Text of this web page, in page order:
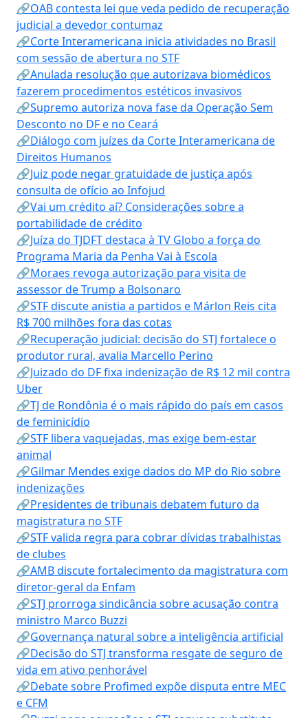
🔗OAB contesta lei que veda pedido de recuperação
judicial a devedor contumaz
🔗Corte Interamericana inicia atividades no Brasil
com sessão de abertura no STF
🔗Anulada resolução que autorizava biomédicos
fazerem procedimentos estéticos invasivos
🔗Supremo autoriza nova fase da Operação Sem
Desconto no DF e no Ceará
🔗Diálogo com juízes da Corte Interamericana de
Direitos Humanos
🔗Juiz pode negar gratuidade de justiça após
consulta de ofício ao Infojud
🔗Vai um crédito aí? Considerações sobre a
portabilidade de crédito
🔗Juíza do TJDFT destaca à TV Globo a força do
Programa Maria da Penha Vai à Escola
🔗Moraes revoga autorização para visita de
assessor de Trump a Bolsonaro
🔗STF discute anistia a partidos e Márlon Reis cita
R$ 700 milhões fora das cotas
🔗Recuperação judicial: decisão do STJ fortalece o
produtor rural, avalia Marcello Perino
🔗Juizado do DF fixa indenização de R$ 12 mil contra
Uber
🔗TJ de Rondônia é o mais rápido do país em casos
de feminicídio
🔗STF libera vaquejadas, mas exige bem-estar
animal
🔗Gilmar Mendes exige dados do MP do Rio sobre
indenizações
🔗Presidentes de tribunais debatem futuro da
magistratura no STF
🔗STF valida regra para cobrar dívidas trabalhistas
de clubes
🔗AMB discute fortalecimento da magistratura com
diretor-geral da Enfam
🔗STJ prorroga sindicância sobre acusação contra
ministro Marco Buzzi
🔗Governança natural sobre a inteligência artificial
🔗Decisão do STJ transforma resgate de seguro de
vida em ativo penhorável
🔗Debate sobre Profimed expõe disputa entre MEC
e CFM